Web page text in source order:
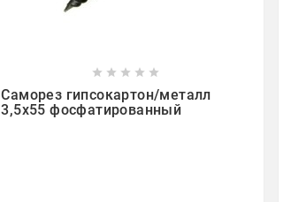
 
    
Саморез гипсокартон/металл
3,5х55 фосфатированный